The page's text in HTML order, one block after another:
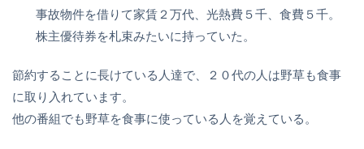
事故物件を借りて家賃２万代、光熱費５千、食費５千。
株主優待券を札束みたいに持っていた。
節約することに長けている人達で、２０代の人は野草も食事
に取り入れています。
他の番組でも野草を食事に使っている人を覚えている。